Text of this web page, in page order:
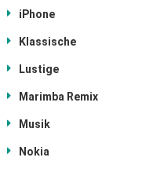
iPhone
Klassische
Lustige
Marimba Remix
Musik
Nokia